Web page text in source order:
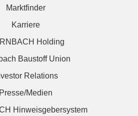
Marktfinder
Karriere
Holding
Baustoff Union
Relations
Presse/Medien
Hinweisgebersystem